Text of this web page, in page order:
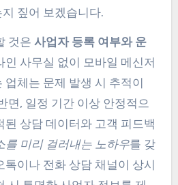
짚어 보겠습니다.
것은 사업자 등록 여부와 운
인 사무실 없이 모바일 메신저
업체는 문제 발생 시 추적이
면, 일정 기간 이상 안정적으
된 상담 데이터와 고객 피드백
를 미리 걸러내는 노하우를 갖
톡이나 전화 상담 채널이 상시